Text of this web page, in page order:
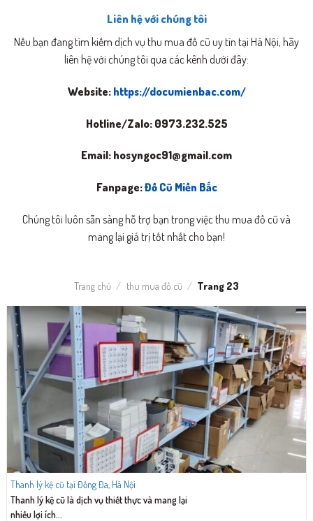
Liên hệ với chúng tôi
Nếu bạn đang tìm kiếm dịch vụ thu mua đồ cũ uy tín tại Hà Nội, hãy
liên hệ với chúng tôi qua các kênh dưới đây:
Website:https://documienbac.com/
Hotline/Zalo: 0973.232.525
Email: hosyngoc91@gmail.com
Fanpage:Đồ Cũ Miền Bắc
Chúng tôi luôn sẵn sàng hỗ trợ bạn trong việc thu mua đồ cũ và
mang lại giá trị tốt nhất cho bạn!
Trang chủ / thu mua đồ cũ / Trang 23
Thanh lý kệ cũ tại Đống Đa, Hà Nội
Thanh lý kệ cũ là dịch vụ thiết thực và mang lại
nhiều lợi ích...